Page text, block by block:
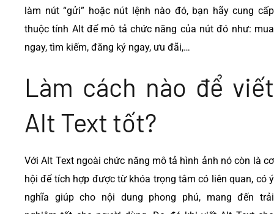
làm nút “gửi” hoặc nút lệnh nào đó, bạn hãy cung cấp
thuộc tính Alt để mô tả chức năng của nút đó như: mua
ngay, tìm kiếm, đăng ký ngay, ưu đãi,…
Làm cách nào để viết
Alt Text tốt?
Với Alt Text ngoài chức năng mô tả hình ảnh nó còn là cơ
hội để tích hợp được từ khóa trọng tâm có liên quan, có ý
nghĩa giúp cho nội dung phong phú, mang đến trải